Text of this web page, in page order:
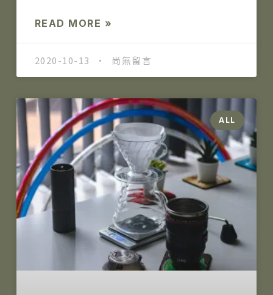
READ MORE »
2020-10-13 尚無留言
ALL